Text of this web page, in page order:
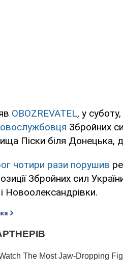
OBOZREVATEL, у
Збройних
Піски біля
чотири рази порушив
Збройних сил
Новоолександрівки.